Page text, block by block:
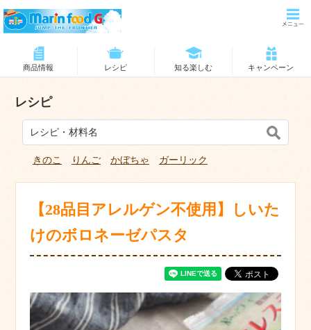
商品情報 レシピ 知る楽しむ キャンペーン
レシピ
きのこ りんご かぼちゃ ガーリック
【28品目アレルゲン不使用】しいた
けのボロネーゼパスタ